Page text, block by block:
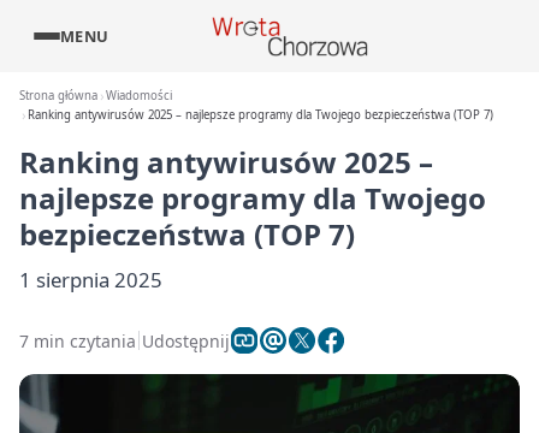
MENU
Strona główna Wiadomości
Ranking antywirusów 2025 – najlepsze programy dla Twojego bezpieczeństwa (TOP 7)
Ranking antywirusów 2025 –
najlepsze programy dla Twojego
bezpieczeństwa (TOP 7)
1 sierpnia 2025
7 min czytania Udostępnij